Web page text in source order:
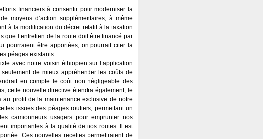
financiers à consentir pour moderniser la
moyens d’action supplémentaires, à même
à la modification du décret relatif à la taxation
que l’entretien de la route doit être financé par
pourraient être apportées, on pourrait citer la
péages existants.
avec notre voisin éthiopien sur l’application
de mieux appréhender les coûts de
en compte le coût non négligeable des
cette nouvelle directive étendra également, le
profit de la maintenance exclusive de notre
issues des péages routiers, permettant un
camionneurs usagers pour emprunter nos
importantes à la qualité de nos routes. Il est
Ces nouvelles recettes permettraient de